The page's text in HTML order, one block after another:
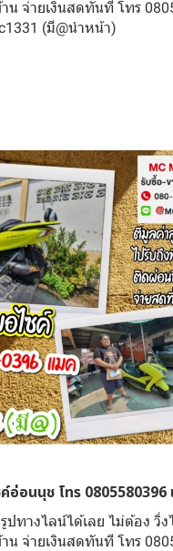
น จ่ายเงินสดทันที โทร
(มี@นำหน้า)
อ่อนนุช โทร 0805580396
ปทางไลน์ได้เลย ไม่ต้อง วิ่
น จ่ายเงินสดทันที โทร